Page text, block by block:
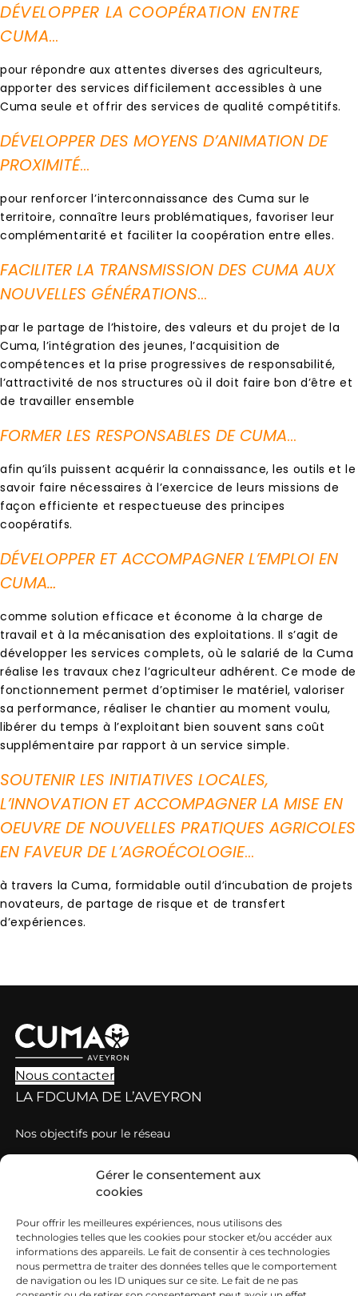
Gérer le consentement aux
cookies
Pour offrir les meilleures expériences, nous utilisons des
technologies telles que les cookies pour stocker et/ou accéder aux
informations des appareils. Le fait de consentir à ces technologies
nous permettra de traiter des données telles que le comportement
de navigation ou les ID uniques sur ce site. Le fait de ne pas
DÉVELOPPER LA COOPÉRATION ENTRE
CUMA…
pour répondre aux attentes diverses des agriculteurs,
apporter des services difficilement accessibles à une
Cuma seule et offrir des services de qualité compétitifs.
DÉVELOPPER DES MOYENS D’ANIMATION DE
PROXIMITÉ…
pour renforcer l’interconnaissance des Cuma sur le
territoire, connaître leurs problématiques, favoriser leur
complémentarité et faciliter la coopération entre elles.
FACILITER LA TRANSMISSION DES CUMA AUX
NOUVELLES GÉNÉRATIONS…
par le partage de l’histoire, des valeurs et du projet de la
Cuma, l’intégration des jeunes, l’acquisition de
compétences et la prise progressives de responsabilité,
l’attractivité de nos structures où il doit faire bon d’être et
de travailler ensemble
FORMER LES RESPONSABLES DE CUMA…
afin qu’ils puissent acquérir la connaissance, les outils et le
savoir faire nécessaires à l’exercice de leurs missions de
façon efficiente et respectueuse des principes
coopératifs.
DÉVELOPPER ET ACCOMPAGNER L’EMPLOI EN
CUMA…
comme solution efficace et économe à la charge de
travail et à la mécanisation des exploitations. Il s’agit de
développer les services complets, où le salarié de la Cuma
réalise les travaux chez l’agriculteur adhérent. Ce mode de
fonctionnement permet d’optimiser le matériel, valoriser
sa performance, réaliser le chantier au moment voulu,
libérer du temps à l’exploitant bien souvent sans coût
supplémentaire par rapport à un service simple.
SOUTENIR LES INITIATIVES LOCALES,
L’INNOVATION ET ACCOMPAGNER LA MISE EN
OEUVRE DE NOUVELLES PRATIQUES AGRICOLES
EN FAVEUR DE L’AGROÉCOLOGIE…
à travers la Cuma, formidable outil d’incubation de projets
novateurs, de partage de risque et de transfert
d’expériences.
Nous contacter
LA FDCUMA DE L’AVEYRON
Nos objectifs pour le réseau
Grille de tarification des cotisations et prestations
Qu’est-ce qu’une Cuma ?
Comment adhérer à une Cuma ?